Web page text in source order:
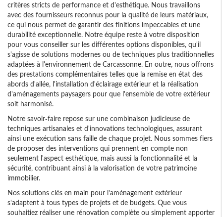
critères stricts de performance et d'esthétique. Nous travaillons
avec des fournisseurs reconnus pour la qualité de leurs matériaux,
ce qui nous permet de garantir des finitions impeccables et une
durabilité exceptionnelle. Notre équipe reste à votre disposition
pour vous conseiller sur les différentes options disponibles, qu'il
s'agisse de solutions modernes ou de techniques plus traditionnelles
adaptées à l'environnement de Carcassonne. En outre, nous offrons
des prestations complémentaires telles que la remise en état des
abords d'allée, l'installation d'éclairage extérieur et la réalisation
d'aménagements paysagers pour que l'ensemble de votre extérieur
soit harmonisé.
Notre savoir-faire repose sur une combinaison judicieuse de
techniques artisanales et d'innovations technologiques, assurant
ainsi une exécution sans faille de chaque projet. Nous sommes fiers
de proposer des interventions qui prennent en compte non
seulement l'aspect esthétique, mais aussi la fonctionnalité et la
sécurité, contribuant ainsi à la valorisation de votre patrimoine
immobilier.
Nos solutions clés en main pour l'aménagement extérieur
s'adaptent à tous types de projets et de budgets. Que vous
souhaitiez réaliser une rénovation complète ou simplement apporter